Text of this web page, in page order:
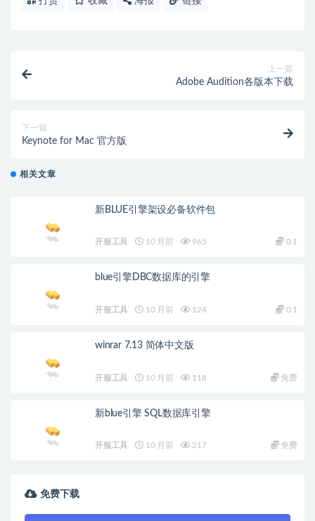
上一篇
Adobe Audition各版本下载
下一篇
Keynote for Mac 官方版
相关文章
新BLUE引擎架设必备软件包
开服工具 10 月前 965 0.1
blue引擎DBC数据库的引擎
开服工具 10 月前 124 0.1
winrar 7.13 简体中文版
开服工具 10 月前 118 免费
新blue引擎 SQL数据库引擎
开服工具 10 月前 217 免费
免费下载